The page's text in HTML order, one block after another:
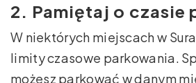
2. Pamiętaj o czasie
W niektórych miejscach w
limity czasowe parkowania.
możesz parkować w danym